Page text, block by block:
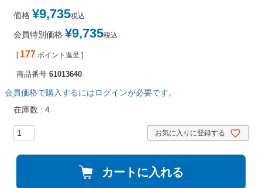
価格 ¥9,735税込
会員特別価格 ¥9,735税込
[ 177 ポイント進呈 ]
商品番号 61013640
会員価格で購入するにはログインが必要です。
在庫数
4
お気に入りに登録する
カートに入れる